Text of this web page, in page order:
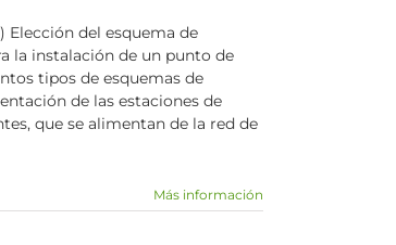
Elección del esquema de
la instalación de un punto de
tipos de esquemas de
de las estaciones de
que se alimentan de la red de
Más información